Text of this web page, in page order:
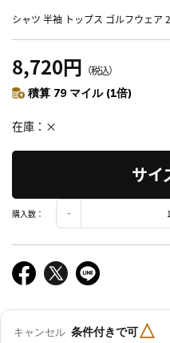
シャツ 半袖 トップス ゴルフウェア
8,720円 （税込）
積算 79 マイル (1倍)
在庫 ×
サイ
購入数：
キャンセル 条件付きで可△